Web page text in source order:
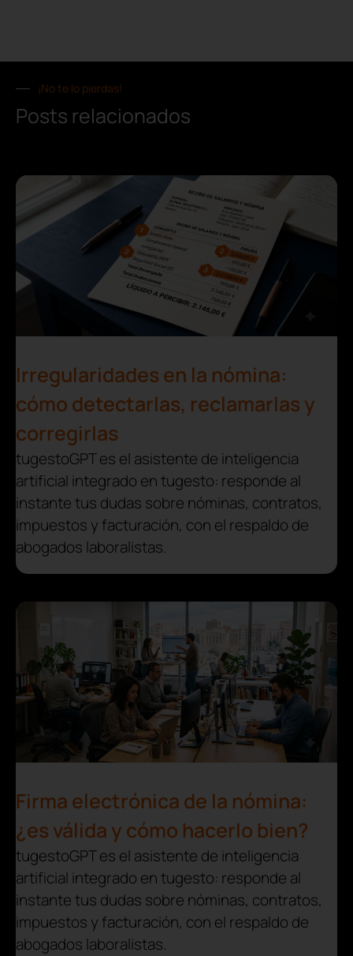
¡No te lo pierdas!
Posts relacionados
Irregularidades en la nómina:
cómo detectarlas, reclamarlas y
corregirlas
tugestoGPT es el asistente de inteligencia
artificial integrado en tugesto: responde al
instante tus dudas sobre nóminas, contratos,
impuestos y facturación, con el respaldo de
abogados laboralistas.
Firma electrónica de la nómina:
¿es válida y cómo hacerlo bien?
tugestoGPT es el asistente de inteligencia
artificial integrado en tugesto: responde al
instante tus dudas sobre nóminas, contratos,
impuestos y facturación, con el respaldo de
abogados laboralistas.